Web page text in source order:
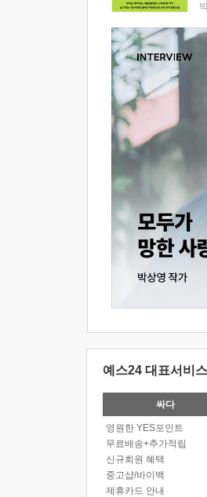
예스24 대표서비스
싸다
영원한 YES포인트
무료배송+추가적립
신규회원 혜택
중고샵/바이백
제휴카드 안내